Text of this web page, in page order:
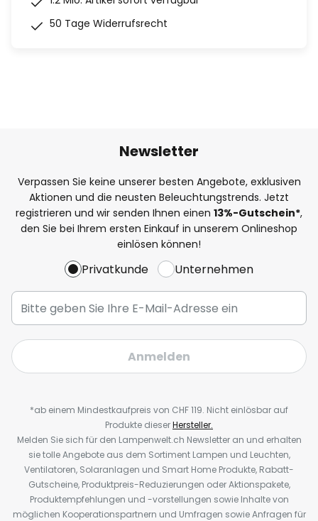
50 Tage Widerrufsrecht
Newsletter
Verpassen Sie keine unserer besten Angebote, exklusiven
Aktionen und die neusten Beleuchtungstrends. Jetzt
registrieren und wir senden Ihnen einen 13%-Gutschein*,
den Sie bei Ihrem ersten Einkauf in unserem Onlineshop
einlösen können!
Privatkunde Unternehmen
Anmelden
*ab einem Mindestkaufpreis von CHF 119. Nicht einlösbar auf
Produkte dieserHersteller.
Melden Sie sich für den Lampenwelt.ch Newsletter an und erhalten
sie tolle Angebote aus dem Sortiment Lampen und Leuchten,
Ventilatoren, Solaranlagen und Smart Home Produkte, Rabatt-
Gutscheine, Produktpreis-Reduzierungen oder Aktionspakete,
Produktempfehlungen und -vorstellungen sowie Inhalte von
möglichen Kooperationspartnern und Umfragen sowie Anfragen für